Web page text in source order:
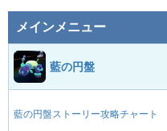
メインメニュー
藍の円盤
藍の円盤ストーリー攻略チャート